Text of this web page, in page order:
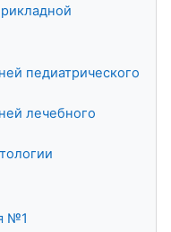
педиатрического
лечебного
№1